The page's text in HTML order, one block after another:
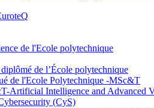
de l'Ecole polytechnique
de l’École polytechnique
de l'Ecole Polytechnique -MSc&T
Artificial Intelligence and Advanced
(CyS)